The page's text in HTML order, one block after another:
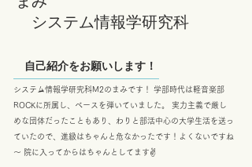
システム情報学研究科
自己紹介をお願いします！
システム情報学研究科M2のまみです！ 学部時代は軽音楽部
ROCKに所属し、ベースを弾いていました。 実力主義で厳し
めな団体だったこともあり、わりと部活中心の大学生活を送っ
ていたので、進級はちゃんと危なかったです！よくないですね
～ 院に入ってからはちゃんとしてます✌️